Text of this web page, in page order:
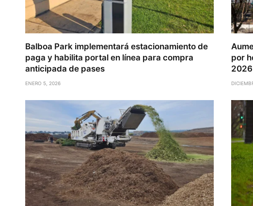
Balboa Park implementará estacionamiento de
paga y habilita portal en línea para compra
anticipada de pases
ENERO 5, 2026
por
2026